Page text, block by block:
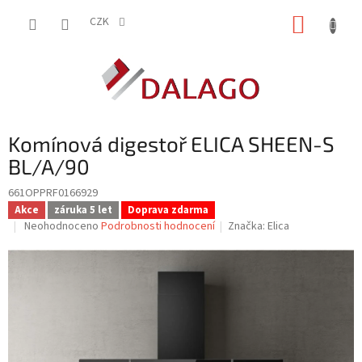
CZK
Komínová digestoř ELICA SHEEN-S
BL/A/90
661OPPRF0166929
Akce záruka 5 let Doprava zdarma
Průměrné
Neohodnoceno Podrobnosti hodnocení Značka:Elica